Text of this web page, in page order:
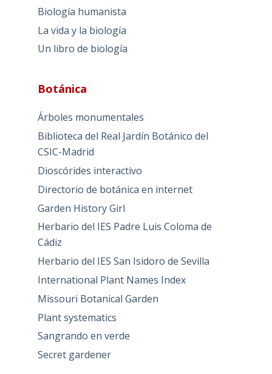
Biología humanista
La vida y la biología
Un libro de biología
Botánica
Árboles monumentales
Biblioteca del Real Jardín Botánico del
CSIC-Madrid
Dioscórides interactivo
Directorio de botánica en internet
Garden History Girl
Herbario del IES Padre Luis Coloma de
Cádiz
Herbario del IES San Isidoro de Sevilla
International Plant Names Index
Missouri Botanical Garden
Plant systematics
Sangrando en verde
Secret gardener